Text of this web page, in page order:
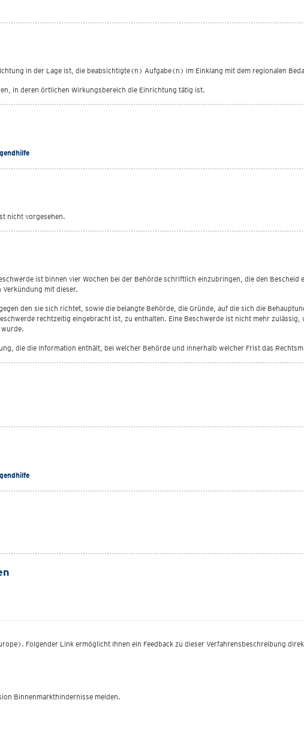
in der Lage ist, die beabsichtigte(n) Aufgabe(n) im Einklang mit dem regionalen
in deren örtlichen Wirkungsbereich die Einrichtung tätig ist.
nicht vorgesehen.
ist binnen vier Wochen bei der Behörde schriftlich einzubringen, die den
mit dieser.
den sie sich richtet, sowie die belangte Behörde, die Gründe, auf die sich die
rechtzeitig eingebracht ist, zu enthalten. Eine Beschwerde ist nicht mehr
die die Information enthält, bei welcher Behörde und innerhalb welcher Frist das
Folgender Link ermöglicht Ihnen ein Feedback zu dieser Verfahrensbeschreibung
Binnenmarkthindernisse melden.